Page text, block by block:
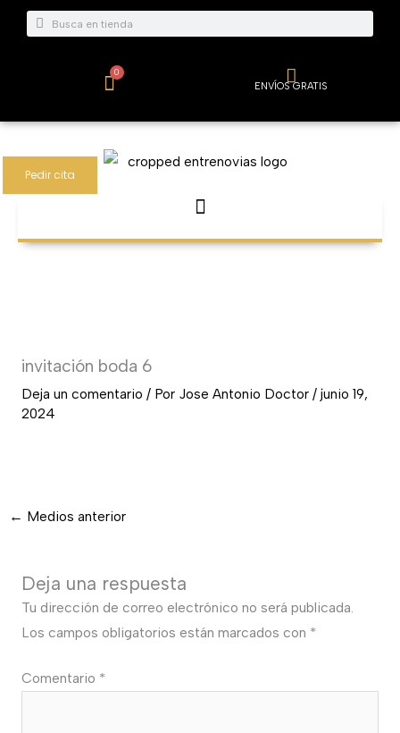
Buscar
Buscar
0
Carrito ENVÍOS GRATIS
Pedir cita
invitación boda 6
Deja un comentario / Por Jose Antonio Doctor / junio 19,
2024
← Medios anterior
Deja una respuesta
Tu dirección de correo electrónico no será publicada.
Los campos obligatorios están marcados con *
Comentario *